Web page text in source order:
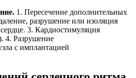
1. Пересечение дополнительных
разрушение или изоляция
3. Кардиостимуляция
4. Разрушение
с имплантацией